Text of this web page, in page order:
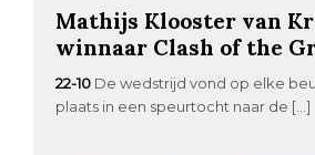
Mathijs Klooster van
winnaar Clash of the
22-10 De wedstrijd vond op elke
plaats in een speurtocht naar de […]